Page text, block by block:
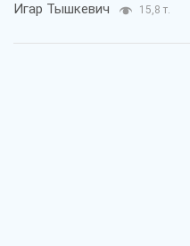
Игар Тышкевич 15,8 т.